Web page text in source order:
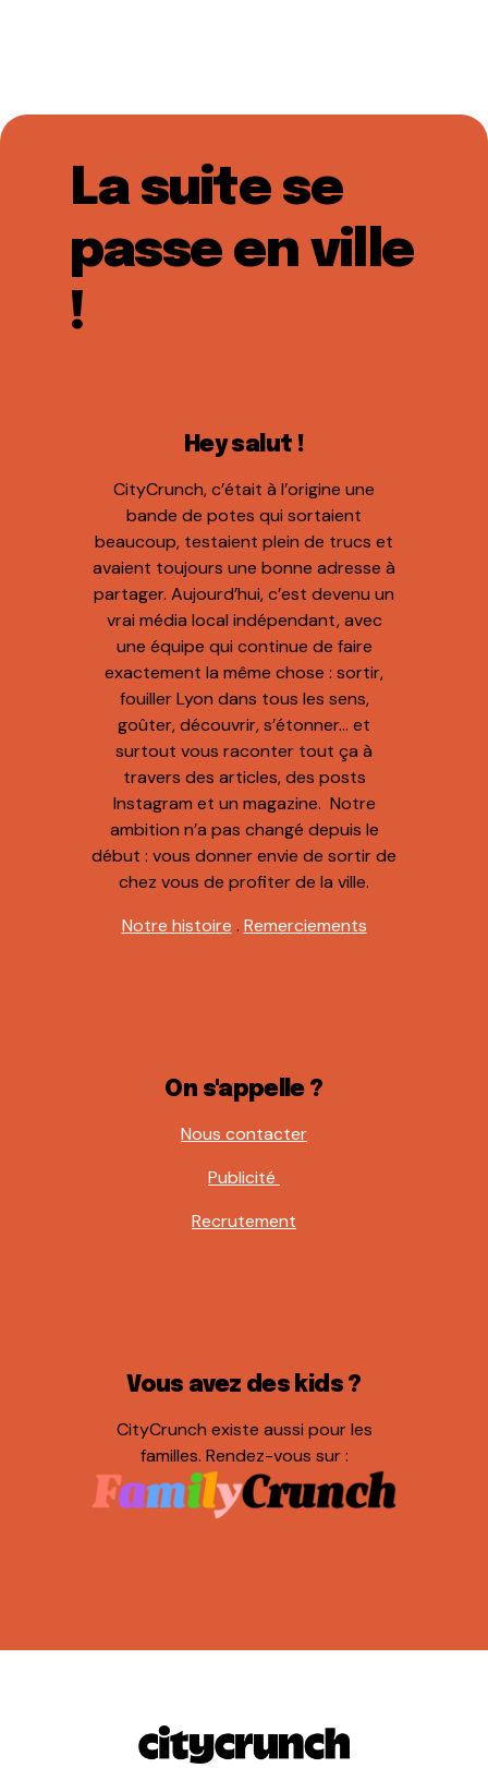
La suite se
passe en ville
!
Hey salut !
CityCrunch, c’était à l’origine une
bande de potes qui sortaient
beaucoup, testaient plein de trucs et
avaient toujours une bonne adresse à
partager. Aujourd’hui, c’est devenu un
vrai média local indépendant, avec
une équipe qui continue de faire
exactement la même chose : sortir,
fouiller Lyon dans tous les sens,
goûter, découvrir, s’étonner… et
surtout vous raconter tout ça à
travers des articles, des posts
Instagram et un magazine. Notre
ambition n’a pas changé depuis le
début : vous donner envie de sortir de
chez vous de profiter de la ville.
Notre histoire . Remerciements
On s'appelle ?
Nous contacter
Publicité
Recrutement
Vous avez des kids ?
CityCrunch existe aussi pour les
familles. Rendez-vous sur :